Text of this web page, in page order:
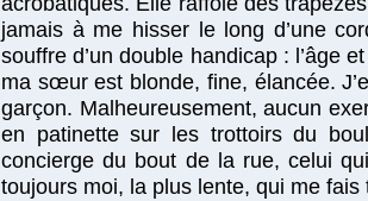
jamais à me hisser le long d’une
souffre d’un double handicap : l’âge
ma sœur est blonde, fine, élancée.
garçon. Malheureusement, aucun
en patinette sur les trottoirs du
concierge du bout de la rue, celui
toujours moi, la plus lente, qui me fais